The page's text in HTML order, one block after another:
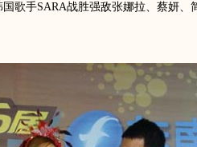
歌手SARA战胜强敌张娜拉、蔡妍、